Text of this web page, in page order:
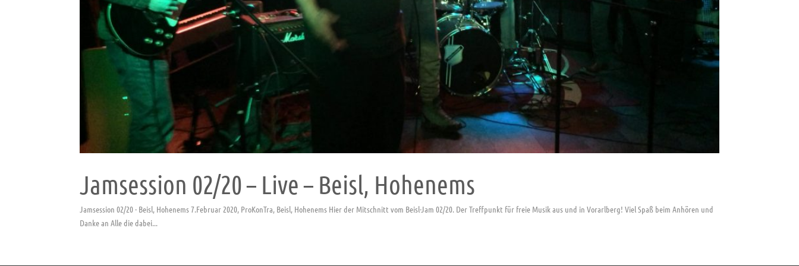
Jamsession 02/20 – Live – Beisl, Hohenems
Jamsession 02/20 - Beisl, Hohenems 7.Februar 2020, ProKonTra, Beisl, Hohenems Hier der Mitschnitt vom Beisl-Jam 02/20. Der Treffpunkt für freie Musik aus und in Vorarlberg! Viel Spaß beim Anhören und
Danke an Alle die dabei...